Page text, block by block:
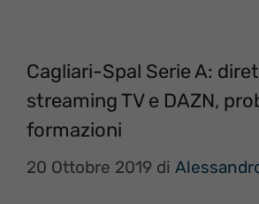
Cagliari-Spal Serie A:
streaming TV e DAZN,
formazioni
20 Ottobre 2019 di